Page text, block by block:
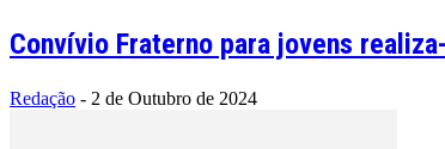
Convívio Fraterno para jovens
Redação - 2 de Outubro de 2024